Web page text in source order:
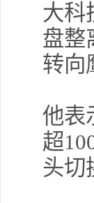
大科
盘整
转向
他表
超
头切